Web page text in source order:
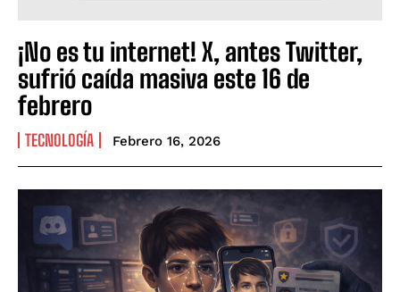
¡No es tu internet! X, antes Twitter,
sufrió caída masiva este 16 de
febrero
TECNOLOGÍA Febrero 16, 2026